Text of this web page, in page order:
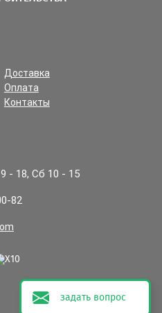
файл
задать вопрос
Доставка
Оплата
Контакты
- 18, Сб 10 - 15
82